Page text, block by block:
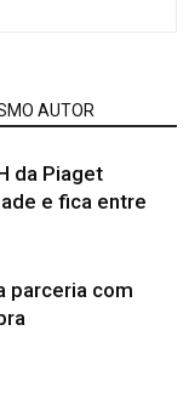
AUTOR
da Piaget
e fica entre
parceria com